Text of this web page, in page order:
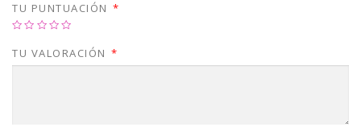
TU PUNTUACIÓN *
TU VALORACIÓN *